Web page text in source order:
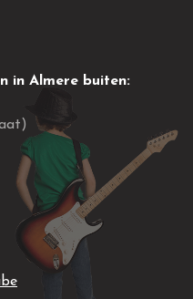
in Almere buiten:
venster)
in een nieuw venster)
EF2 (opent in een nieuw